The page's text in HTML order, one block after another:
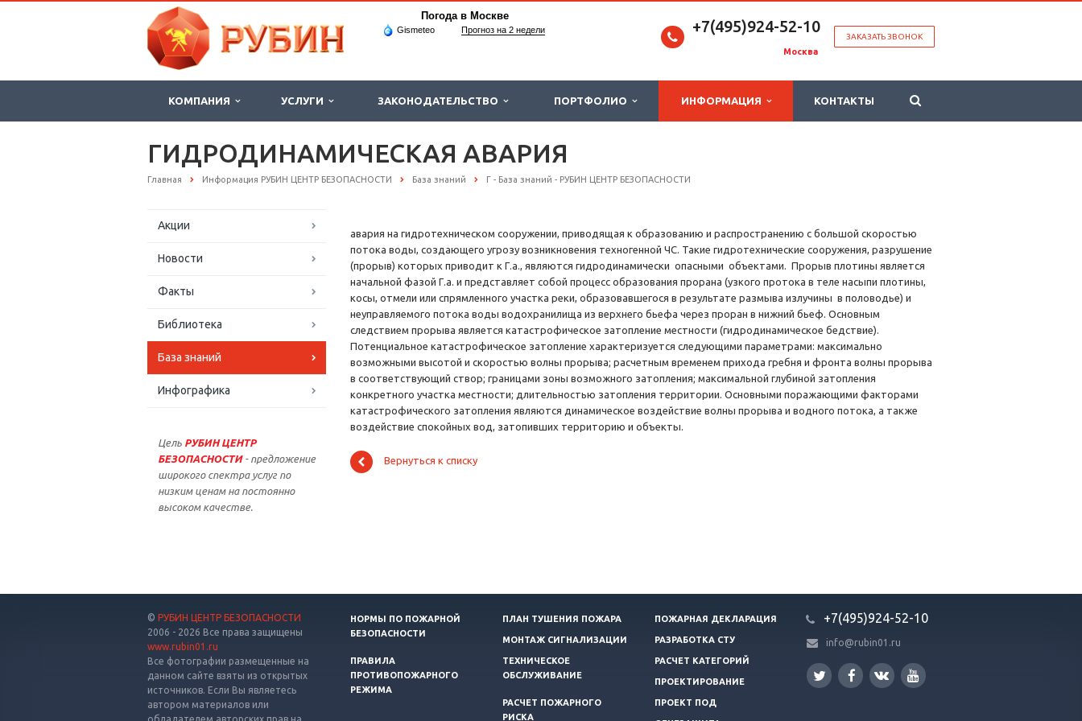
Погода в Москве
Gismeteo Прогноз на 2 недели
ЗАКАЗАТЬ ЗВОНОК
+7(495)924-52-10
Москва
КОМПАНИЯ УСЛУГИ ЗАКОНОДАТЕЛЬСТВО ПОРТФОЛИО ИНФОРМАЦИЯ КОНТАКТЫ
ГИДРОДИНАМИЧЕСКАЯ АВАРИЯ
Главная Информация РУБИН ЦЕНТР БЕЗОПАСНОСТИ База знаний Г - База знаний - РУБИН ЦЕНТР БЕЗОПАСНОСТИ
Акции
Новости
Факты
Библиотека
База знаний
Инфографика
Цель РУБИН ЦЕНТР
БЕЗОПАСНОСТИ - предложение
широкого спектра услуг по
низким ценам на постоянно
высоком качестве.
авария на гидротехническом сооружении, приводящая к образованию и распространению с большой скоростью
потока воды, создающего угрозу возникновения техногенной ЧС. Такие гидротехнические сооружения, разрушение
(прорыв) которых приводит к Г.а., являются гидродинамически опасными объектами. Прорыв плотины является
начальной фазой Г.а. и представляет собой процесс образования прорана (узкого протока в теле насыпи плотины,
косы, отмели или спрямленного участка реки, образовавшегося в результате размыва излучины в половодье) и
неуправляемого потока воды водохранилища из верхнего бьефа через проран в нижний бьеф. Основным
следствием прорыва является катастрофическое затопление местности (гидродинамическое бедствие).
Потенциальное катастрофическое затопление характеризуется следующими параметрами: максимально
возможными высотой и скоростью волны прорыва; расчетным временем прихода гребня и фронта волны прорыва
в соответствующий створ; границами зоны возможного затопления; максимальной глубиной затопления
конкретного участка местности; длительностью затопления территории. Основными поражающими факторами
катастрофического затопления являются динамическое воздействие волны прорыва и водного потока, а также
воздействие спокойных вод, затопивших территорию и объекты.
Вернуться к списку
© РУБИН ЦЕНТР БЕЗОПАСНОСТИ
2006 - 2026 Все права защищены
www.rubin01.ru
Все фотографии размещенные на
данном сайте взяты из открытых
источников. Если Вы являетесь
автором материалов или
НОРМЫ ПО ПОЖАРНОЙ
БЕЗОПАСНОСТИ
ПЛАН ТУШЕНИЯ ПОЖАРА ПОЖАРНАЯ ДЕКЛАРАЦИЯ
МОНТАЖ СИГНАЛИЗАЦИИ РАЗРАБОТКА СТУ
ПРАВИЛА
ПРОТИВОПОЖАРНОГО
РЕЖИМА
ТЕХНИЧЕСКОЕ
ОБСЛУЖИВАНИЕ
РАСЧЕТ КАТЕГОРИЙ
ПРОЕКТИРОВАНИЕ
РАСЧЕТ ПОЖАРНОГО
РИСКА
ПРОЕКТ ПОД
+7(495)924-52-10
info@rubin01.ru